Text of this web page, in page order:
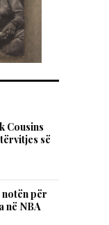
Cousins
së
për
në NBA